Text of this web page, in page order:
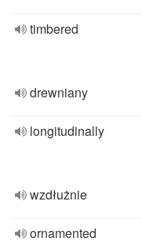
timbered
drewniany
longitudinally
wzdłużnie
ornamented